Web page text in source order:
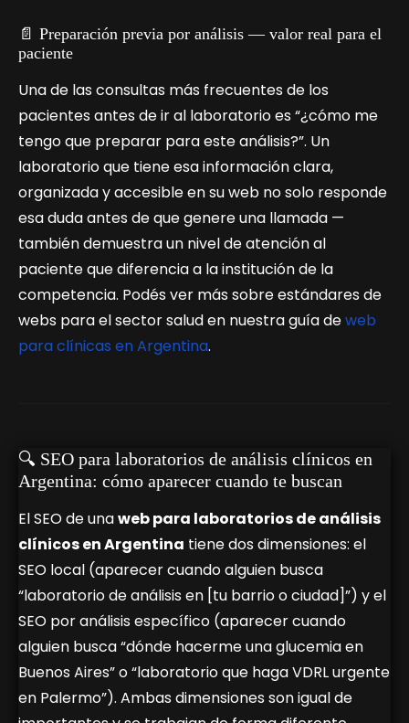
📄 Preparación previa por análisis — valor real para el
paciente
Una de las consultas más frecuentes de los
pacientes antes de ir al laboratorio es “¿cómo me
tengo que preparar para este análisis?”. Un
laboratorio que tiene esa información clara,
organizada y accesible en su web no solo responde
esa duda antes de que genere una llamada —
también demuestra un nivel de atención al
paciente que diferencia a la institución de la
competencia. Podés ver más sobre estándares de
webs para el sector salud en nuestra guía deweb
para clínicas en Argentina.
🔍 SEO para laboratorios de análisis clínicos en
Argentina: cómo aparecer cuando te buscan
El SEO de unaweb para laboratorios de análisis
clínicos en Argentina tiene dos dimensiones: el
SEO local (aparecer cuando alguien busca
“laboratorio de análisis en [tu barrio o ciudad]”) y el
SEO por análisis específico (aparecer cuando
alguien busca “dónde hacerme una glucemia en
Buenos Aires” o “laboratorio que haga VDRL urgente
en Palermo”). Ambas dimensiones son igual de